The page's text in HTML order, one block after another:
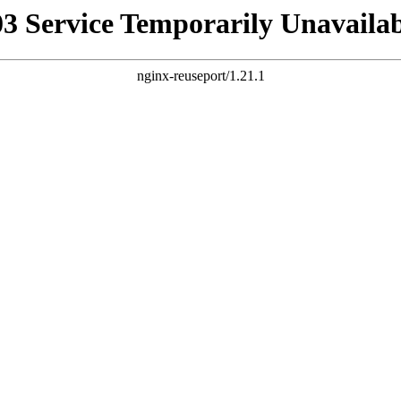
Service Temporarily
nginx-reuseport/1.21.1